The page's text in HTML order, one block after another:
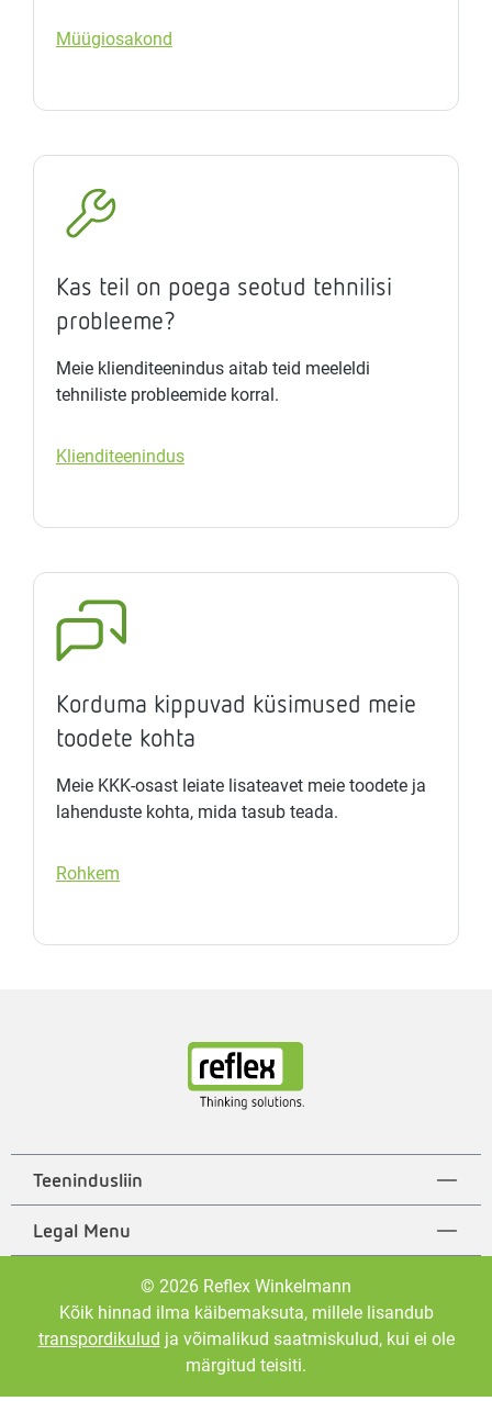
Müügiosakond
Kas teil on poega seotud tehnilisi
probleeme?
Meie klienditeenindus aitab teid meeleldi
tehniliste probleemide korral.
Klienditeenindus
Korduma kippuvad küsimused meie
toodete kohta
Meie KKK-osast leiate lisateavet meie toodete ja
lahenduste kohta, mida tasub teada.
Rohkem
Teenindusliin
Legal Menu
© 2026 Reflex Winkelmann
Kõik hinnad ilma käibemaksuta, millele lisandub
transpordikulud ja võimalikud saatmiskulud, kui ei ole
märgitud teisiti.